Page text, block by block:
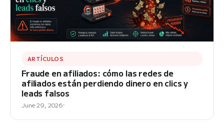
ARTÍCULOS
Fraude en afiliados: cómo las redes de
afiliados están perdiendo dinero en clics y
leads falsos
June 29, 2026